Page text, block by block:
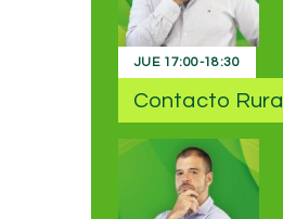
JUE 17:00-18:30
Contacto Rural